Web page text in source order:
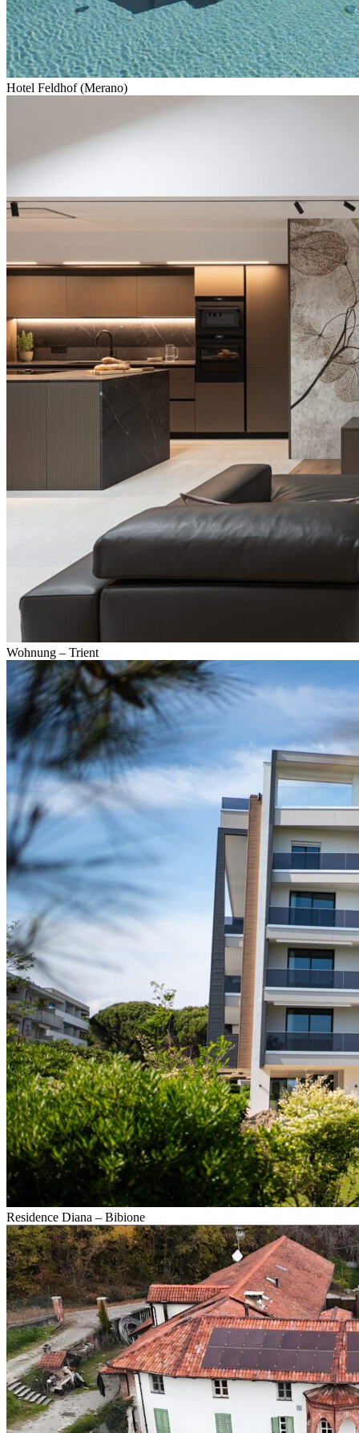
Hotel Feldhof (Merano)
Wohnung – Trient
Residence Diana – Bibione